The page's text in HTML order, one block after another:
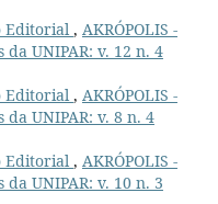
Editorial , AKRÓPOLIS -
da UNIPAR: v. 12 n. 4
Editorial , AKRÓPOLIS -
da UNIPAR: v. 8 n. 4
Editorial , AKRÓPOLIS -
da UNIPAR: v. 10 n. 3